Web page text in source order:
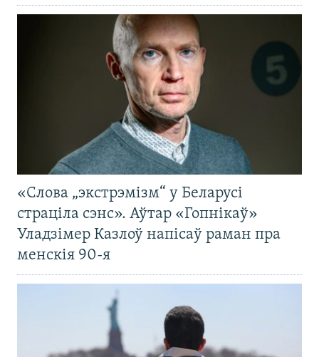
«Слова „экстрэмізм“ у Беларусі
страціла сэнс». Аўтар «Гопнікаў»
Уладзімер Казлоў напісаў раман пра
менскія 90-я